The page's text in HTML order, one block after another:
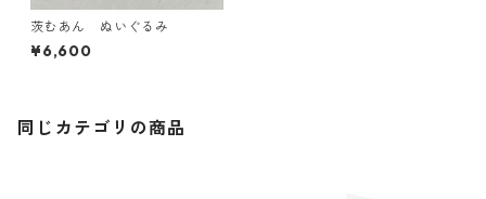
茨むあん ぬいぐるみ
¥6,600
同じカテゴリの商品